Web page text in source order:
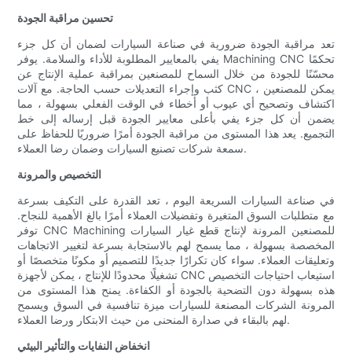
تحسين مراقبة الجودة
تعد مراقبة الجودة ضرورية في صناعة السيارات لضمان أن كل جزء
يفي بالمعايير المطلوبة للأداء والسلامة. يوفر Machining CNC تحكمًا
محسّنًا للجودة من خلال السماح للمصنعين بمراقبة عملية الإنتاج عن
كثب وإجراء التعديلات حسب الحاجة. مع آلات CNC ، يمكن للمصنعين
اكتشاف وتصحيح أي عيوب أو أخطاء في الوقت الفعلي بسهولة ، مما
يضمن أن كل جزء يفي بأعلى معايير الجودة قبل إرساله إلى خط
التجميع. يعد هذا المستوى من مراقبة الجودة أمرًا ضروريًا للحفاظ على
سمعة شركات تصنيع السيارات وضمان رضا العملاء.
التخصيص والمرونة
في صناعة السيارات السريعة اليوم ، تعد القدرة على التكيف بسرعة
مع متطلبات السوق المتغيرة وتفضيلات العملاء أمرًا بالغ الأهمية للنجاح.
توفر CNC Machining للمصنعين المرونة لإنتاج قطع غيار السيارات
المخصصة بسهولة ، مما يسمح لهم بالاستجابة بسرعة لتغيير الاتجاهات
وتعليقات العملاء. سواء كان تكرارًا جديدًا للتصميم أو مكونًا متخصصًا أو
تشغيلًا محدودًا للإنتاج ، يمكن لأجهزة CNC استيعاب احتياجات التخصيص
هذه بسهولة دون التضحية بالجودة أو الكفاءة. يمنح هذا المستوى من
المرونة الشركات المصنعة للسيارات ميزة تنافسية في السوق ويسمح
لهم بالبقاء في صدارة المنحنى من حيث الابتكار ورضا العملاء.
انخفاض النفايات والتأثير البيئي